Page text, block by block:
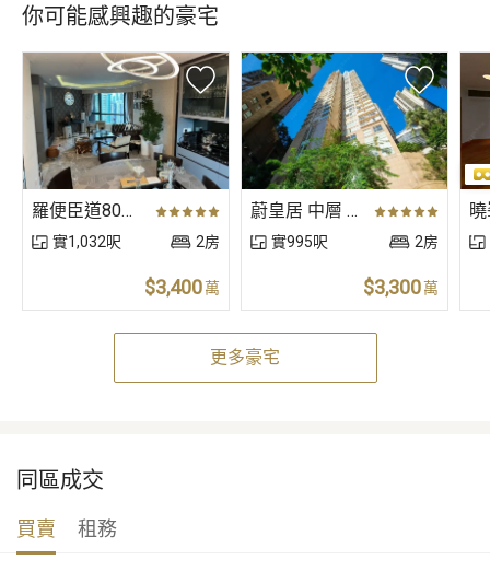
你可能感興趣的豪宅
羅便臣道80號 1座 低層 A室
實1,032呎 2房
$3,400萬
蔚皇居 中層 B室
實995呎 2房
$3,300萬
更多豪宅
同區成交
買賣 租務